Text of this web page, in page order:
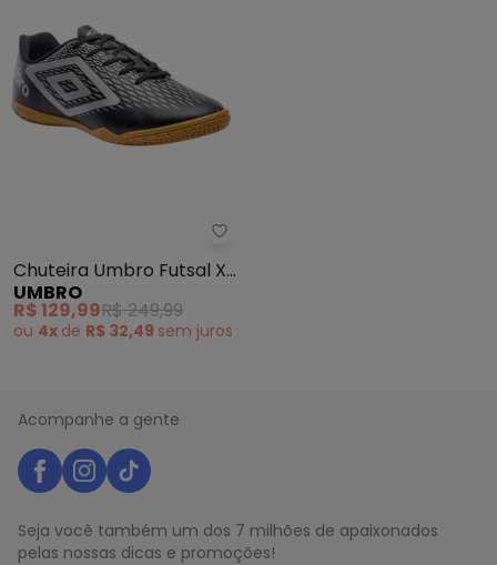
Umbro - Chuteira Umbro
Chuteira Umbro Futsal X-
Diamond (Preta)
UMBRO
R$ 129,99R$ 249,99
ou 4x de R$ 32,49 sem juros
Acompanhe a gente
Seja você também um dos 7 milhões de apaixonados
pelas nossas dicas e promoções!